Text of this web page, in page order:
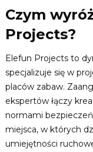
Czym
Projects?
Elefun Projects to
specjalizuje się w
placów zabaw.
ekspertów łączy
normami
miejsca, w których
umiejętności